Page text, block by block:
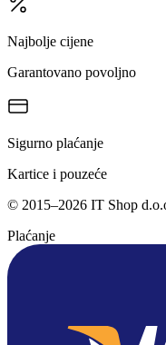
Najbolje cijene
Garantovano povoljno
Sigurno plaćanje
Kartice i pouzeće
© 2015–2026 IT Shop
Plaćanje